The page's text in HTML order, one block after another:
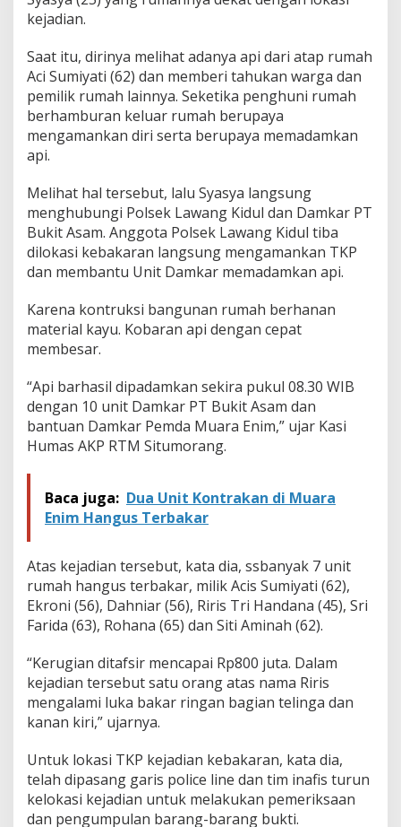
kejadian.
Saat itu, dirinya melihat adanya api dari atap rumah
Aci Sumiyati (62) dan memberi tahukan warga dan
pemilik rumah lainnya. Seketika penghuni rumah
berhamburan keluar rumah berupaya
mengamankan diri serta berupaya memadamkan
api.
Melihat hal tersebut, lalu Syasya langsung
menghubungi Polsek Lawang Kidul dan Damkar PT
Bukit Asam. Anggota Polsek Lawang Kidul tiba
dilokasi kebakaran langsung mengamankan TKP
dan membantu Unit Damkar memadamkan api.
Karena kontruksi bangunan rumah berhanan
material kayu. Kobaran api dengan cepat
membesar.
“Api barhasil dipadamkan sekira pukul 08.30 WIB
dengan 10 unit Damkar PT Bukit Asam dan
bantuan Damkar Pemda Muara Enim,” ujar Kasi
Humas AKP RTM Situmorang.
Baca juga: Dua Unit Kontrakan di Muara
Enim Hangus Terbakar
Atas kejadian tersebut, kata dia, ssbanyak 7 unit
rumah hangus terbakar, milik Acis Sumiyati (62),
Ekroni (56), Dahniar (56), Riris Tri Handana (45), Sri
Farida (63), Rohana (65) dan Siti Aminah (62).
“Kerugian ditafsir mencapai Rp800 juta. Dalam
kejadian tersebut satu orang atas nama Riris
mengalami luka bakar ringan bagian telinga dan
kanan kiri,” ujarnya.
Untuk lokasi TKP kejadian kebakaran, kata dia,
telah dipasang garis police line dan tim inafis turun
kelokasi kejadian untuk melakukan pemeriksaan
dan pengumpulan barang-barang bukti.